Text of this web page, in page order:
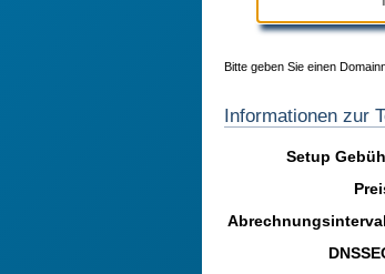
Bitte geben Sie einen
Informationen zur
Setup